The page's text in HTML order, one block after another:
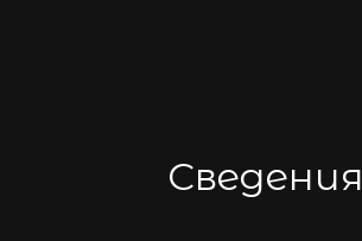
Сведения